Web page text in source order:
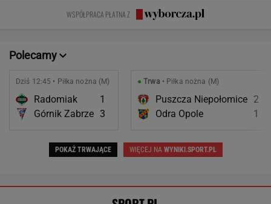
same grzechy
główne"
Rozmawiamy
z twórcami
się samotną"
WSPÓŁPRACA PŁATNA Z
Polecamy
Dziś 12:45 • Piłka nożna (M)
Radomiak
1
Górnik Zabrze 3
●Trwa • Piłka nożna (M)
Puszcza Niepołomice 2
Odra Opole
1
POKAŻ TRWAJĄCE WIĘCEJ NAWYNIKI.SPORT.PL